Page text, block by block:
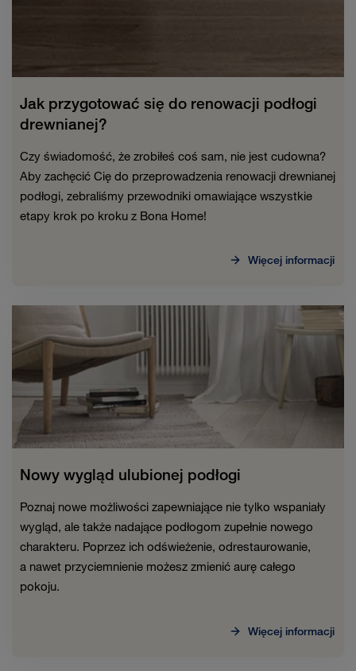
Jak przygotować się do renowacji podłogi
drewnianej?
Czy świadomość, że zrobiłeś coś sam, nie jest cudowna?
Aby zachęcić Cię do przeprowadzenia renowacji drewnianej
podłogi, zebraliśmy przewodniki omawiające wszystkie
etapy krok po kroku z Bona Home!
Więcej informacji
Nowy wygląd ulubionej podłogi
Poznaj nowe możliwości zapewniające nie tylko wspaniały
wygląd, ale także nadające podłogom zupełnie nowego
charakteru. Poprzez ich odświeżenie, odrestaurowanie,
a nawet przyciemnienie możesz zmienić aurę całego
pokoju.
Więcej informacji